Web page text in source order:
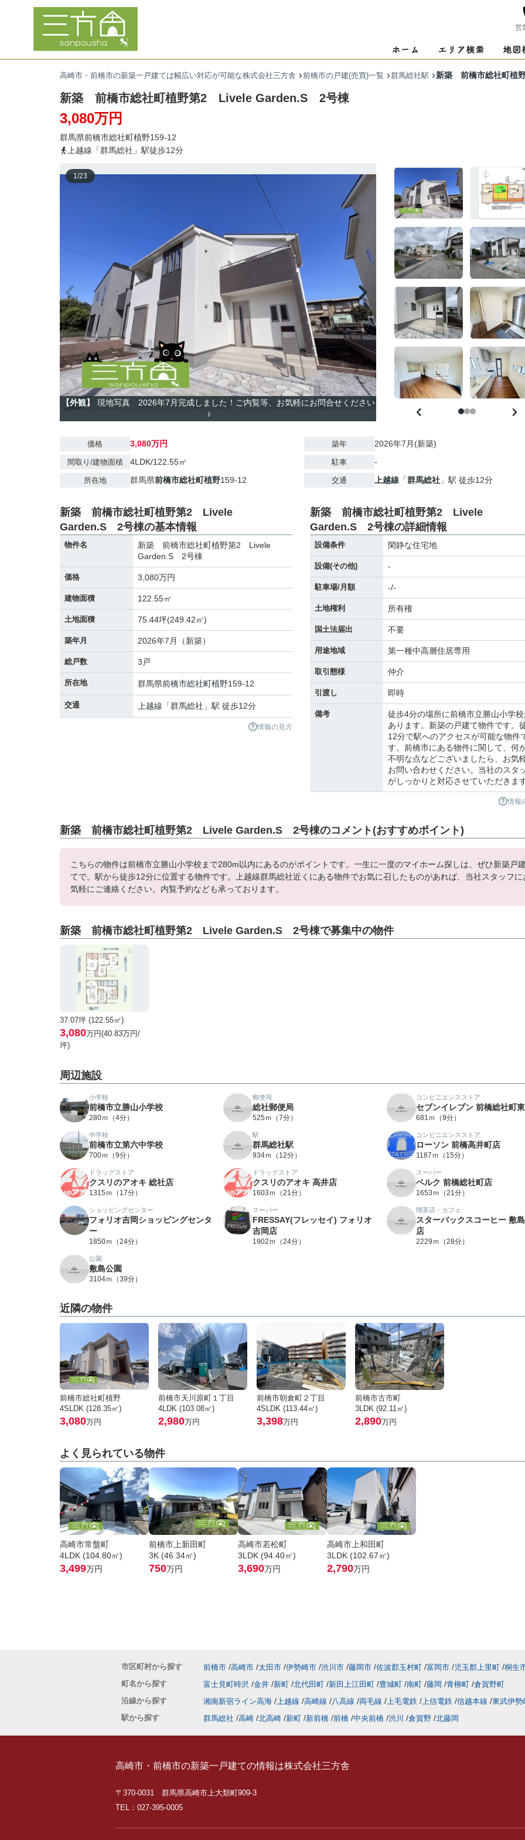
営
高崎市・前橋市の新築一戸建ては幅広い対応が可能な株式会社三方舎 前橋市の戸建(売買)一覧 群馬総社駅 新築 前橋市総社町
新築 前橋市総社町植野第2 Livele Garden.S 2号棟
3,080万円
群馬県前橋市総社町植野159-12
上越線「群馬総社」駅徒歩12分
1/23
【外観】
現地写真 2026年7月完成しました！ご内覧等、お気軽にお問合せください
♪
価格 3,080万円
間取り/建物面積 4LDK/122.55㎡
所在地 群馬県前橋市総社町植野159-12
築年 2026年7月(新築)
駐車 -
交通 上越線 「群馬総社 」駅 徒歩12分
新築 前橋市総社町植野第2 Livele
Garden.S 2号棟の基本情報
物件名
新築 前橋市総社町植野第2 Livele
Garden.S 2号棟
価格 3,080万円
建物面積 122.55㎡
土地面積 75.44坪(249.42㎡)
築年月 2026年7月（新築）
総戸数 3戸
所在地 群馬県前橋市総社町植野159-12
交通 上越線 「群馬総社 」駅 徒歩12分
情報の見方
新築 前橋市総社町植野第2 Livele
Garden.S 2号棟の詳細情報
設備条件 閑静な住宅地
設備(その他) -
駐車場/月額 -/-
土地権利 所有権
国土法届出 不要
用途地域 第一種中高層住居専用
取引態様 仲介
引渡し 即時
備考
徒歩4分の場所に前橋市立勝山小学
あります。新築の戸建て物件です。
12分で駅へのアクセスが可能な物件
す。前橋市にある物件に関して、何
不明な点などございましたら、お気
お問い合わせください。当社のスタ
がしっかりと対応させていただきます
情報
新築 前橋市総社町植野第2 Livele Garden.S 2号棟のコメント(おすすめポイント)
こちらの物件は前橋市立勝山小学校まで280m以内にあるのがポイントです。一生に一度のマイホーム探しは、ぜひ新築戸建
てで。駅から徒歩12分に位置する物件です。上越線群馬総社近くにある物件でお気に召したものがあれば、当社スタッフに
気軽にご連絡ください。内覧予約なども承っております。
新築 前橋市総社町植野第2 Livele Garden.S 2号棟で募集中の物件
37.07坪 (122.55㎡)
3,080万円(40.83万円/
坪)
周辺施設
小学校
前橋市立勝山小学校
280ｍ（4分）
郵便局
総社郵便局
525ｍ（7分）
コンビニエンスストア
セブンイレブン 前橋総社町
681ｍ（9分）
中学校
前橋市立第六中学校
700ｍ（9分）
駅
群馬総社駅
934ｍ（12分）
コンビニエンスストア
ローソン 前橋高井町店
1187ｍ（15分）
ドラッグストア
クスリのアオキ 総社店
1315ｍ（17分）
ドラッグストア
クスリのアオキ 高井店
1603ｍ（21分）
スーパー
ベルク 前橋総社町店
1653ｍ（21分）
ショッピングセンター
フォリオ吉岡ショッピングセンタ
ー
1850ｍ（24分）
スーパー
FRESSAY(フレッセイ) フォリオ
吉岡店
1902ｍ（24分）
喫茶店・カフェ
スターバックスコーヒー 敷
店
2229ｍ（28分）
公園
敷島公園
3104ｍ（39分）
近隣の物件
前橋市総社町植野
4SLDK (128.35㎡)
3,080万円
前橋市天川原町１丁目
4LDK (103.08㎡)
2,980万円
前橋市朝倉町２丁目
4SLDK (113.44㎡)
3,398万円
前橋市古市町
3LDK (92.11㎡)
2,890万円
よく見られている物件
高崎市常盤町
4LDK (104.80㎡)
3,499万円
前橋市上新田町
3K (46.34㎡)
750万円
高崎市若松町
3LDK (94.40㎡)
3,690万円
高崎市上和田町
3LDK (102.67㎡)
2,790万円
市区町村から探す 前橋市 高崎市 太田市 伊勢崎市 渋川市 藤岡市 佐波郡玉村町 富岡市 児玉郡上里町 桐生
町名から探す
富士見町時沢 金井 新町 北代田町 新田上江田町 豊城町 南町 藤岡 青柳町 倉賀野町
沿線から探す
湘南新宿ライン高海 上越線 高崎線 八高線 両毛線 上毛電鉄 上信電鉄 信越本線 東武伊勢
駅から探す
群馬総社 高崎 北高崎 新町 新前橋 前橋 中央前橋 渋川 倉賀野 北藤岡
高崎市・前橋市の新築一戸建ての情報は株式会社三方舎
〒370-0031 群馬県高崎市上大類町909-3
TEL：027-395-0005